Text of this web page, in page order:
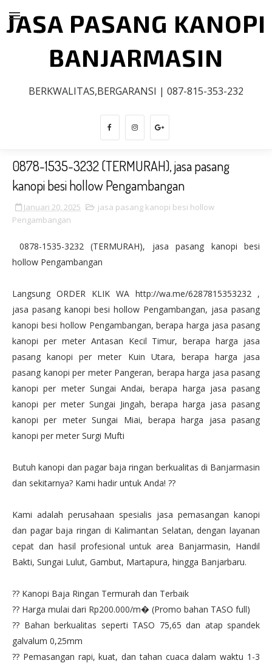
JASA PASANG KANOPI
BANJARMASIN
BERKWALITAS,BERGARANSI | 087-815-353-232
0878-1535-3232 (TERMURAH), jasa pasang
kanopi besi hollow Pengambangan
Januari 20, 2025
jasa pasang kanopi besi hollow
Pengambangan
0878-1535-3232 (TERMURAH), jasa pasang kanopi besi
hollow Pengambangan
Langsung ORDER KLIK WA http://wa.me/6287815353232 ,
jasa pasang kanopi besi hollow Pengambangan, jasa pasang
kanopi besi hollow Pengambangan, berapa harga jasa pasang
kanopi per meter Antasan Kecil Timur, berapa harga jasa
pasang kanopi per meter Kuin Utara, berapa harga jasa
pasang kanopi per meter Pangeran, berapa harga jasa pasang
kanopi per meter Sungai Andai, berapa harga jasa pasang
kanopi per meter Sungai Jingah, berapa harga jasa pasang
kanopi per meter Sungai Miai, berapa harga jasa pasang
kanopi per meter Surgi Mufti
Butuh kanopi dan pagar baja ringan berkualitas di Banjarmasin
dan sekitarnya? Kami hadir untuk Anda! ??
Kami adalah perusahaan spesialis jasa pemasangan kanopi
dan pagar baja ringan di Kalimantan Selatan, dengan layanan
cepat dan hasil profesional untuk area Banjarmasin, Handil
Bakti, Sungai Lulut, Gambut, Martapura, hingga Banjarbaru.
?? Kanopi Baja Ringan Termurah dan Terbaik
?? Harga mulai dari Rp200.000/m� (Promo bahan TASO full)
?? Bahan berkualitas seperti TASO 75,65 dan atap spandek
galvalum 0,25mm
?? Pemasangan rapi, kuat, dan tahan cuaca dalam waktu 1-3